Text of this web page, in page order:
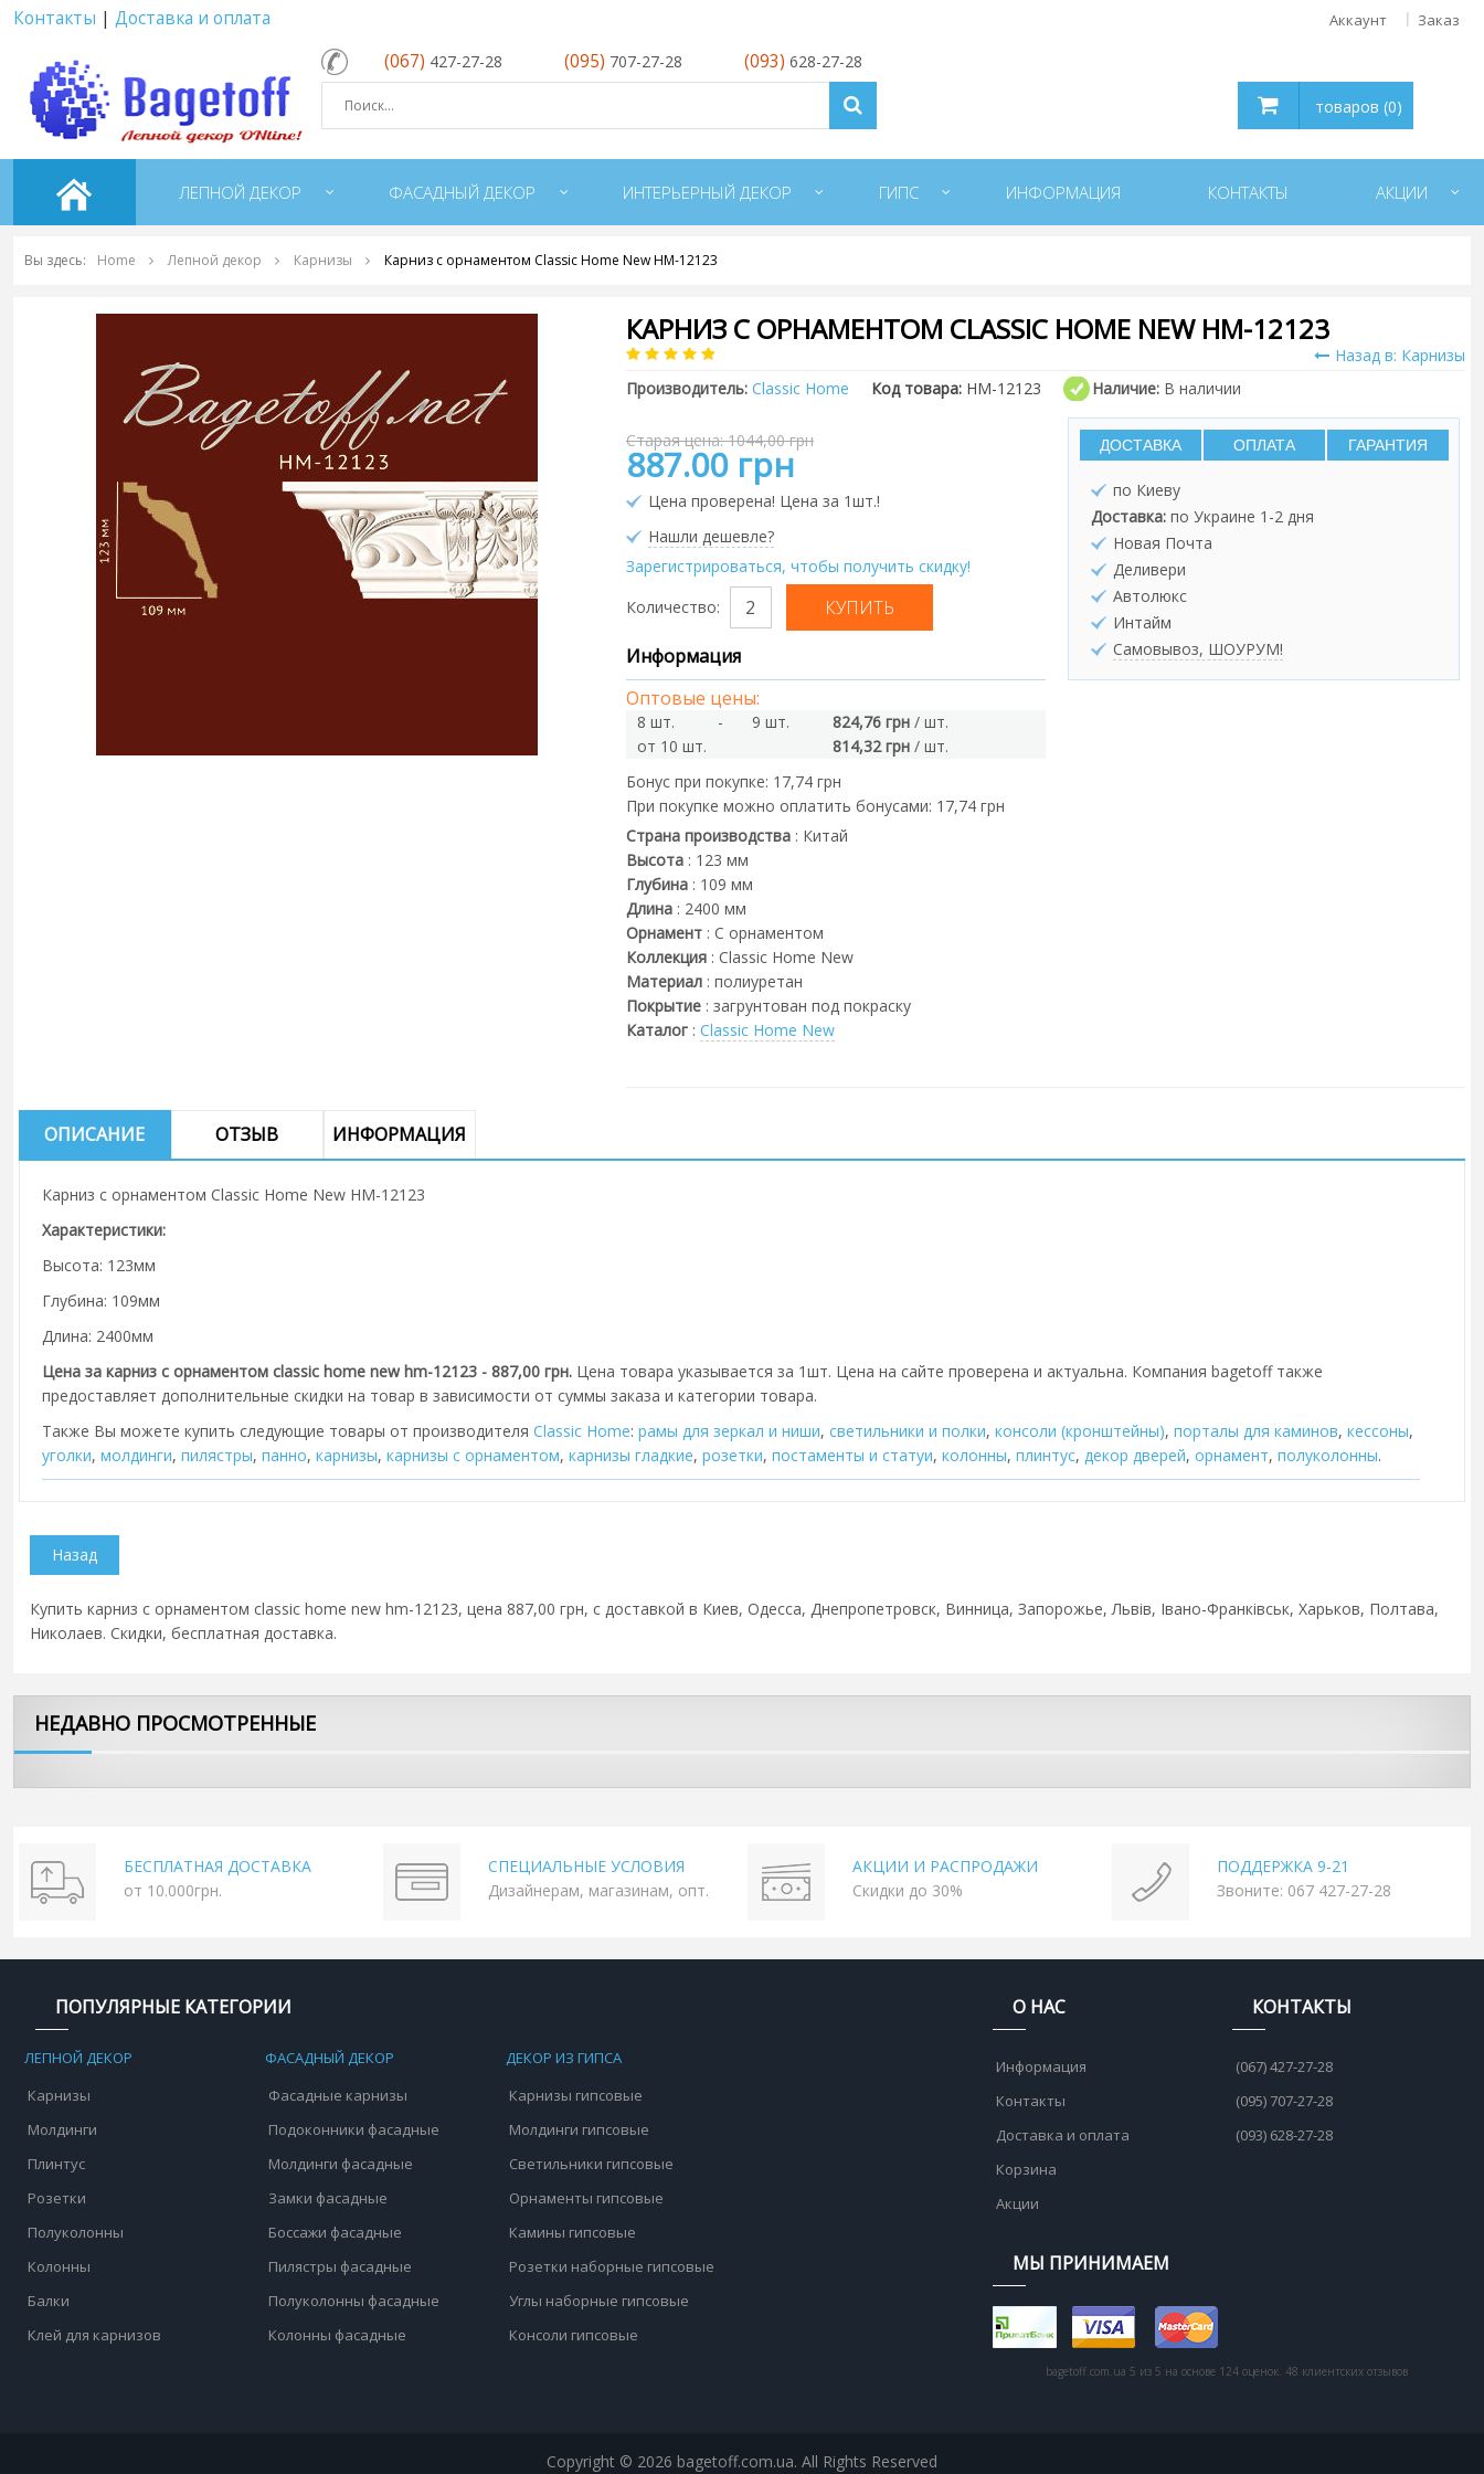
Контакты | Доставка и оплата Аккаунт Заказ
(067) 427-27-28 (095) 707-27-28 (093) 628-27-28
товаров (0)
ЛЕПНОЙ ДЕКОР ФАСАДНЫЙ ДЕКОР ИНТЕРЬЕРНЫЙ ДЕКОР ГИПС ИНФОРМАЦИЯ КОНТАКТЫ АКЦИИ
Вы здесь: Home Лепной декор Карнизы Карниз с орнаментом Classic Home New HM-12123
КАРНИЗ С ОРНАМЕНТОМ CLASSIC HOME NEW HM-12123
Назад в: Карнизы
Производитель: Classic Home Код товара: HM-12123 Наличие: В наличии
Старая цена: 1044,00 грн
887.00 грн
Цена проверена! Цена за 1шт.!
Нашли дешевле?
Зарегистрироваться, чтобы получить скидку!
Количество:
Информация
Оптовые цены:
8 шт. - 9 шт. 824,76 грн / шт.
от 10 шт.
814,32 грн / шт.
Бонус при покупке: 17,74 грн
При покупке можно оплатить бонусами: 17,74 грн
Страна производства: Китай
Высота: 123 мм
Глубина: 109 мм
Длина: 2400 мм
Орнамент: С орнаментом
Коллекция: Classic Home New
Материал: полиуретан
Покрытие: загрунтован под покраску
Каталог: Classic Home New
ДОСТАВКА ОПЛАТА ГАРАНТИЯ
по Киеву
Доставка: по Украине 1-2 дня
Новая Почта
Деливери
Автолюкс
Интайм
Самовывоз, ШОУРУМ!
ОПИСАНИЕ ОТЗЫВ ИНФОРМАЦИЯ
Карниз с орнаментом Classic Home New HM-12123
Характеристики:
Высота: 123мм
Глубина: 109мм
Длина: 2400мм
Цена за карниз с орнаментом classic home new hm-12123 - 887,00 грн. Цена товара указывается за 1шт. Цена на сайте проверена и актуальна. Компания bagetoff также
предоставляет дополнительные скидки на товар в зависимости от суммы заказа и категории товара.
Также Вы можете купить следующие товары от производителя Classic Home: рамы для зеркал и ниши, cветильники и полки, консоли (кронштейны), порталы для каминов, кессоны,
уголки, молдинги, пилястры, панно, карнизы, карнизы с орнаментом, карнизы гладкие, розетки, постаменты и статуи, колонны, плинтус, декор дверей, орнамент, полуколонны.
Купить карниз с орнаментом classic home new hm-12123, цена 887,00 грн, с доставкой в Киев, Одесса, Днепропетровск, Винница, Запорожье, Львів, Івано-Франківськ, Харьков, Полтава,
Николаев. Скидки, бесплатная доставка.
НЕДАВНО ПРОСМОТРЕННЫЕ
БЕСПЛАТНАЯ ДОСТАВКА
от 10.000грн.
СПЕЦИАЛЬНЫЕ УСЛОВИЯ
Дизайнерам, магазинам, опт.
АКЦИИ И РАСПРОДАЖИ
Скидки до 30%
ПОДДЕРЖКА 9-21
Звоните: 067 427-27-28
ПОПУЛЯРНЫЕ КАТЕГОРИИ
ЛЕПНОЙ ДЕКОР
Карнизы
Молдинги
Плинтус
Розетки
Полуколонны
Колонны
Балки
Клей для карнизов
ФАСАДНЫЙ ДЕКОР
Фасадные карнизы
Подоконники фасадные
Молдинги фасадные
Замки фасадные
Боссажи фасадные
Пилястры фасадные
Полуколонны фасадные
Колонны фасадные
ДЕКОР ИЗ ГИПСА
Карнизы гипсовые
Молдинги гипсовые
Светильники гипсовые
Орнаменты гипсовые
Камины гипсовые
Розетки наборные гипсовые
Углы наборные гипсовые
Консоли гипсовые
О НАС
Информация
Контакты
Доставка и оплата
Корзина
Акции
КОНТАКТЫ
(067) 427-27-28
(095) 707-27-28
(093) 628-27-28
МЫ ПРИНИМАЕМ
bagetoff.com.ua 5 из 5 на основе 124оценок. 48 клиентских отзывов
Copyright © 2026 bagetoff.com.ua. All Rights Reserved